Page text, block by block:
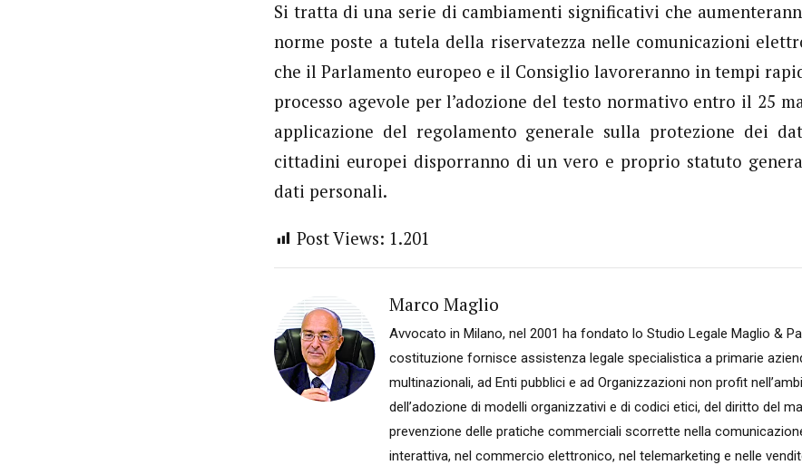
Si tratta di una serie di cambiamenti significativi che
norme poste a tutela della riservatezza nelle comunicazioni
che il Parlamento europeo e il Consiglio lavoreranno in tempi
processo agevole per l’adozione del testo normativo entro il 25
applicazione del regolamento generale sulla protezione dei
cittadini europei disporranno di un vero e proprio statuto
dati personali.
Post Views: 1.201
Marco Maglio
Avvocato in Milano, nel 2001 ha fondato lo Studio Legale Maglio &
costituzione fornisce assistenza legale specialistica a primarie
multinazionali, ad Enti pubblici e ad Organizzazioni non profit
dell’adozione di modelli organizzativi e di codici etici, del diritto del
prevenzione delle pratiche commerciali scorrette nella
interattiva, nel commercio elettronico, nel telemarketing e nelle